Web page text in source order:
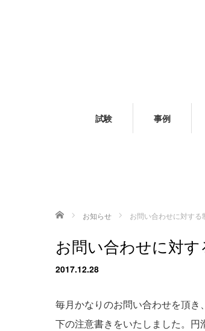
試験 事例
ホーム お知らせ お問い合わせに対する
お問い合わせに対
2017.12.28
毎月かなりのお問い合わせを頂
下の注意書きをいたしました。